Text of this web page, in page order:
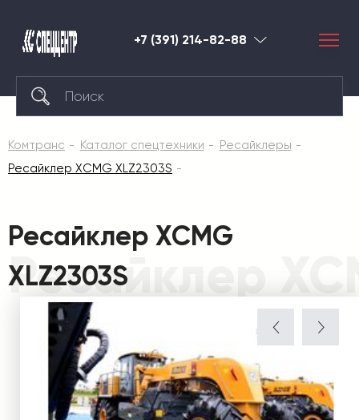
+7 (391) 214-82-88 Красноярск
Комтранс Каталог спецтехники
Ресайклеры
Ресайклер XCMG XLZ2303S
Ресайклер
Ресайклер XCMG
XLZ2303S